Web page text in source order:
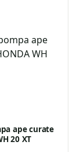
ape curate
20 XT